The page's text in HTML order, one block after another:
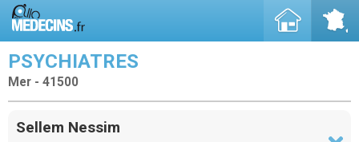
PSYCHIATRES
Mer - 41500
Sellem Nessim